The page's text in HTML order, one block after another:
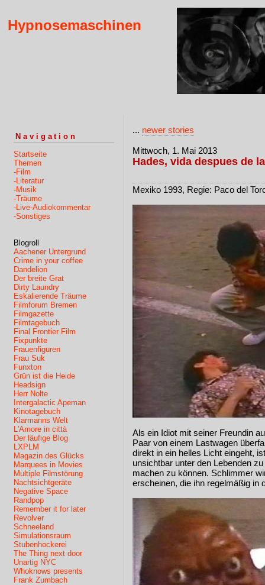
Hypnosemaschinen
Navigation
Startseite
Themen
-Film
-Literatur
-Musik
-Träume
-Live-Audiokommentar
-Sonstiges
Blogroll
Aachener Untergrund
Crime in your coffee
Dandelion
Der breite Grat
Dirty Laundry
Eskalierende Träume
Filmforum Bremen
Filmgazette
Filmtagebuch
Final Frontier Film
Fixpunkte
Frauenfiguren
Frau Suk
Funxton
Grün ist die Heide
Headsign
Herr Nolte
Intergalactic Apeman
Kinotagebuch
Klarmanns Welt
L'Amore in città
Der läufige Blog
LXPLM
Magazin des Glücks
Marquees in Movies
Multiple Filmstörung
Nachtsichtgeräte
Negative Space
Randpop
Remember it for later
Revolver
Schneeland
Simulationsraum
Stubenhockerei
The Thing next door
Unartig NYC
Whoknows presents
Frank Zumbach
... newer stories
Mittwoch, 1. Mai 2013
Hades, vida despues de
Mexiko 1993, Regie: Paco del
Als ein Idiot mit seiner Freundin
Paar von einem Lastwagen
direkt in ein helles Licht eingeht,
unsichtbar unter den Lebenden
machen zu können. Schlimmer
erscheinen, die ihn regelmäßig in